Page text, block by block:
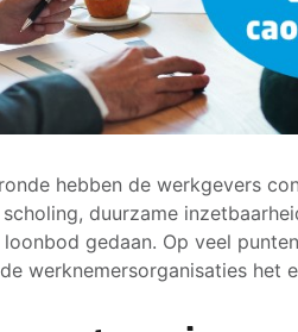
hebben de werkgevers
duurzame
gedaan. Op veel
werknemersorganisaties het